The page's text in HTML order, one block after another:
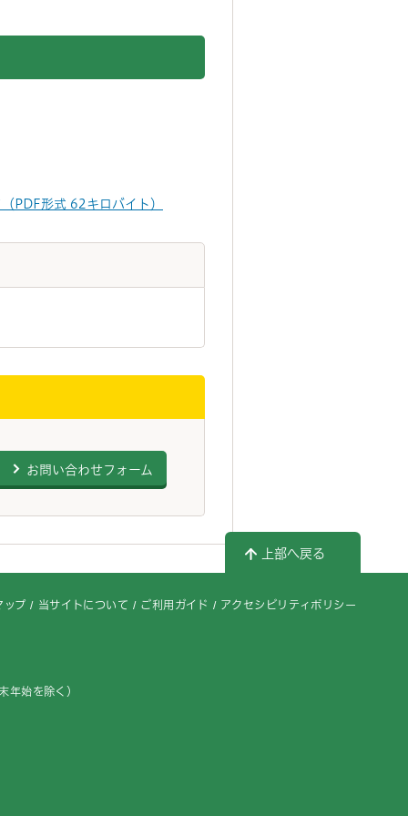
PDF形式 62キロバイト）
お問い合わせフォーム
上部へ戻る
ップ 当サイトについて ご利用ガイド アクセシビリティポリシー
年始を除く）